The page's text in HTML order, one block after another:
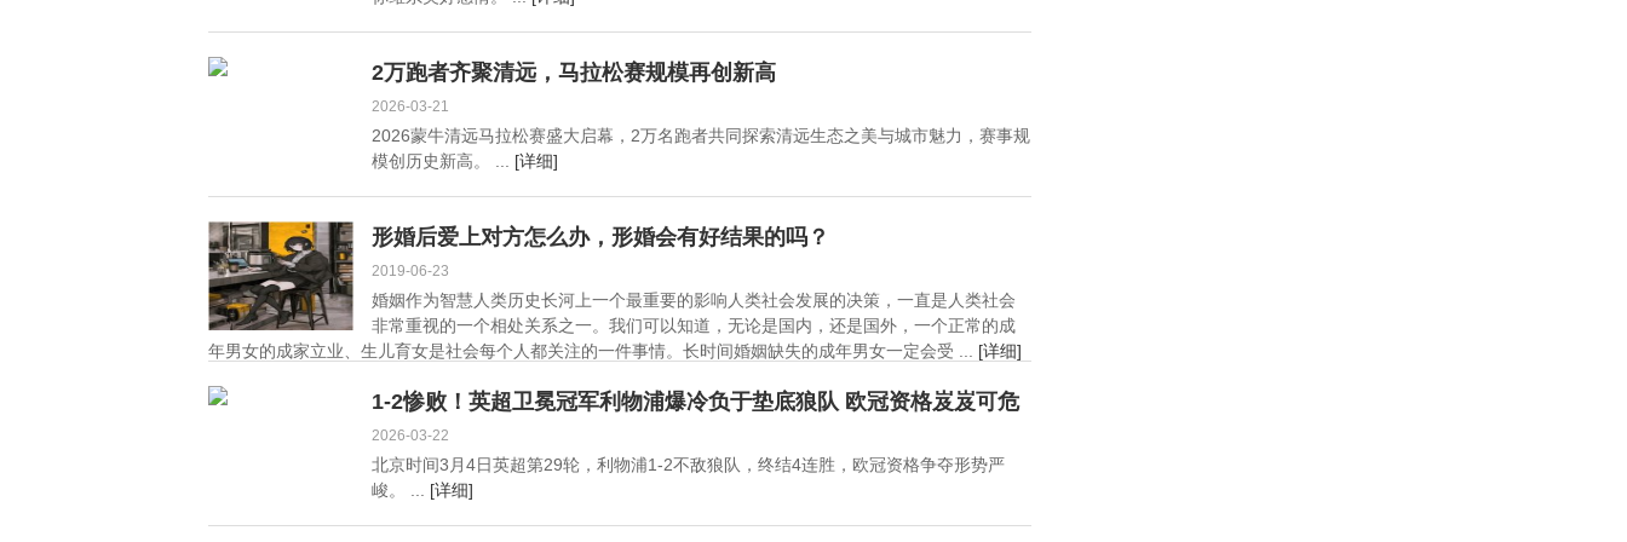
2万跑者齐聚清远，马拉松赛规模再创新高
2026-03-21
2026蒙牛清远马拉松赛盛大启幕，2万名跑者共同探索清远生态之美与城市魅力，赛事规
模创历史新高。 ... [详细]
形婚后爱上对方怎么办，形婚会有好结果的吗？
2019-06-23
婚姻作为智慧人类历史长河上一个最重要的影响人类社会发展的决策，一直是人类社会
非常重视的一个相处关系之一。我们可以知道，无论是国内，还是国外，一个正常的成
年男女的成家立业、生儿育女是社会每个人都关注的一件事情。长时间婚姻缺失的成年男女一定会受 ... [详细]
1-2惨败！英超卫冕冠军利物浦爆冷负于垫底狼队 欧冠资格岌岌可危
2026-03-22
北京时间3月4日英超第29轮，利物浦1-2不敌狼队，终结4连胜，欧冠资格争夺形势严
峻。 ... [详细]